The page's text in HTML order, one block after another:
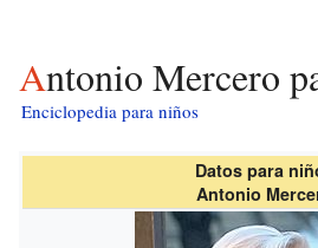
Antonio Mercero
Enciclopedia para niños
Datos para
Antonio